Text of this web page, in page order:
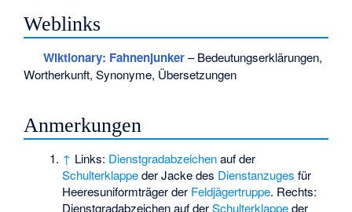
Weblinks
Wiktionary: Fahnenjunker– Bedeutungserklärungen,
Wortherkunft, Synonyme, Übersetzungen
Anmerkungen
↑ Links: Dienstgradabzeichenauf der
Schulterklappeder Jacke des Dienstanzuges für
Heeresuniformträger der Feldjägertruppe. Rechts:
Dienstgradabzeichen auf derSchulterklappeder